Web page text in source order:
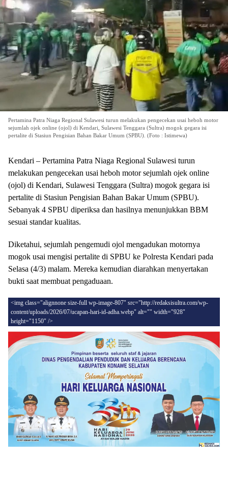
Pertamina Patra Niaga Regional Sulawesi turun melakukan pengecekan usai heboh motor
sejumlah ojek online (ojol) di Kendari, Sulawesi Tenggara (Sultra) mogok gegara isi
pertalite di Stasiun Pengisian Bahan Bakar Umum (SPBU). (Foto : Istimewa)
Kendari – Pertamina Patra Niaga Regional Sulawesi turun
melakukan pengecekan usai heboh motor sejumlah ojek online
(ojol) di Kendari, Sulawesi Tenggara (Sultra) mogok gegara isi
pertalite di Stasiun Pengisian Bahan Bakar Umum (SPBU).
Sebanyak 4 SPBU diperiksa dan hasilnya menunjukkan BBM
sesuai standar kualitas.
Diketahui, sejumlah pengemudi ojol mengadukan motornya
mogok usai mengisi pertalite di SPBU ke Polresta Kendari pada
Selasa (4/3) malam. Mereka kemudian diarahkan menyertakan
bukti saat membuat pengaduaan.
<img class="alignnone size-full wp-image-807" src="http://redaksisultra.com/wp-
content/uploads/2026/07/ucapan-hari-id-adha.webp" alt="" width="928"
height="1150" />